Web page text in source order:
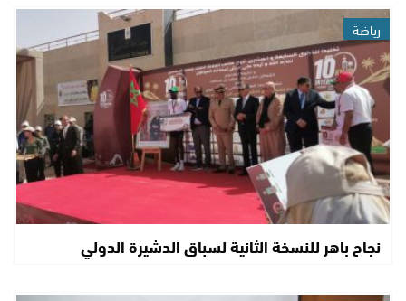
رياضة
نجاح باهر للنسخة الثانية لسباق الدشيرة الدولي